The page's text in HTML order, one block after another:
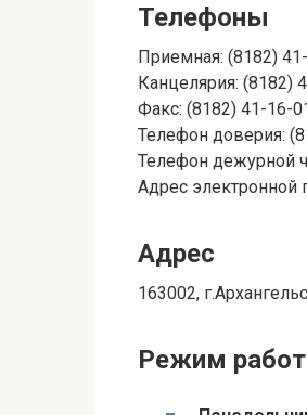
Телефоны
Приемная: (8182)
Канцелярия: (8182)
Факс: (8182) 41-16-
Телефон доверия:
Телефон дежурной
Адрес электронной
Адрес
163002,
Режим